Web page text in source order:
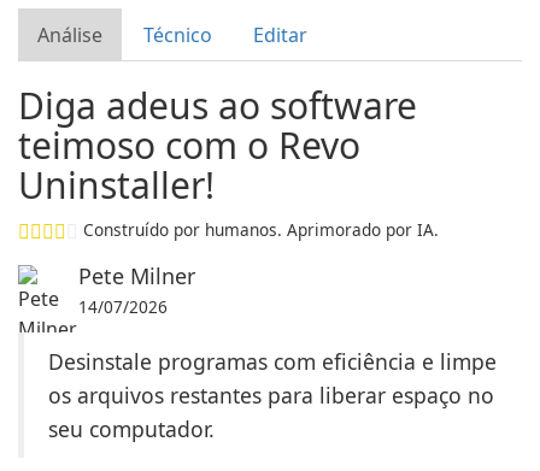
Análise Técnico Editar
Diga adeus ao software
teimoso com o Revo
Uninstaller!
Construído por humanos. Aprimorado por IA.
Pete Milner
14/07/2026
Desinstale programas com eficiência e limpe
os arquivos restantes para liberar espaço no
seu computador.